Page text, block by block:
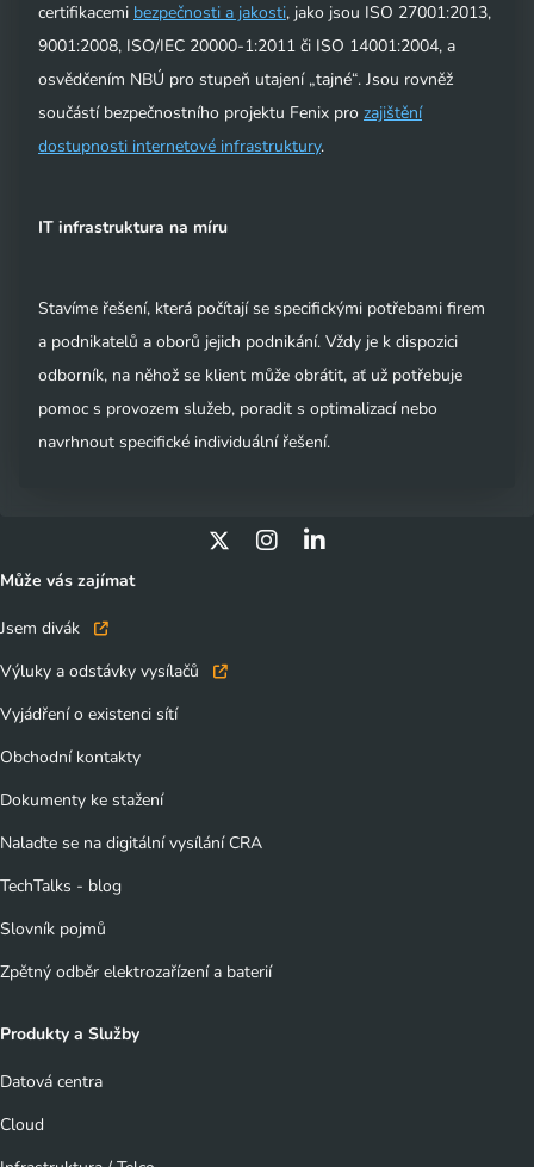
certifikacemi bezpečnosti a jakosti, jako jsou ISO 27001:2013,
9001:2008, ISO/IEC 20000-1:2011 či ISO 14001:2004, a
osvědčením NBÚ pro stupeň utajení „tajné“. Jsou rovněž
součástí bezpečnostního projektu Fenix pro zajištění
dostupnosti internetové infrastruktury.
IT infrastruktura na míru
Stavíme řešení, která počítají se specifickými potřebami firem
a podnikatelů a oborů jejich podnikání. Vždy je k dispozici
odborník, na něhož se klient může obrátit, ať už potřebuje
pomoc s provozem služeb, poradit s optimalizací nebo
navrhnout specifické individuální řešení.
Může vás zajímat
Jsem divák
Výluky a odstávky vysílačů
Vyjádření o existenci sítí
Obchodní kontakty
Dokumenty ke stažení
Nalaďte se na digitální vysílání CRA
TechTalks - blog
Slovník pojmů
Zpětný odběr elektrozařízení a baterií
Produkty a Služby
Datová centra
Cloud